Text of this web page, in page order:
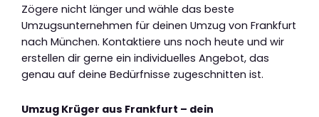
Zögere nicht länger und wähle das beste
Umzugsunternehmen für deinen Umzug von Frankfurt
nach München. Kontaktiere uns noch heute und wir
erstellen dir gerne ein individuelles Angebot, das
genau auf deine Bedürfnisse zugeschnitten ist.
Umzug Krüger aus Frankfurt – dein